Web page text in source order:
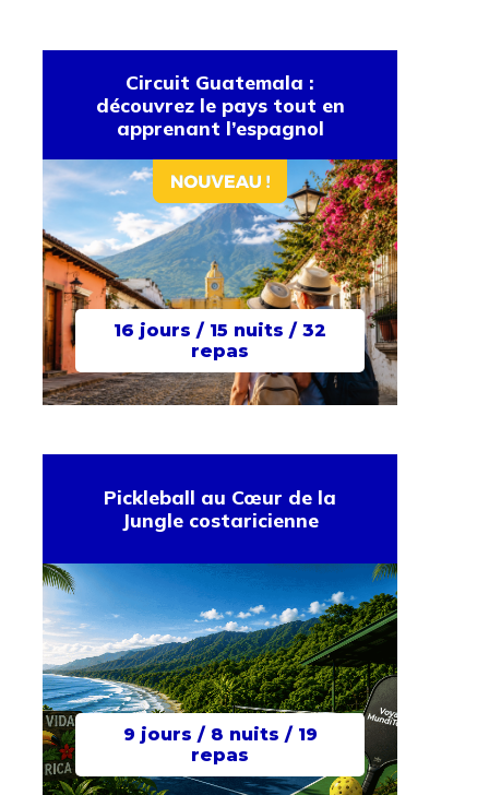
Circuit Guatemala :
découvrez le pays tout en
apprenant l’espagnol
16 jours / 15 nuits / 32
repas
Pickleball au Cœur de la
Jungle costaricienne
9 jours / 8 nuits / 19
repas